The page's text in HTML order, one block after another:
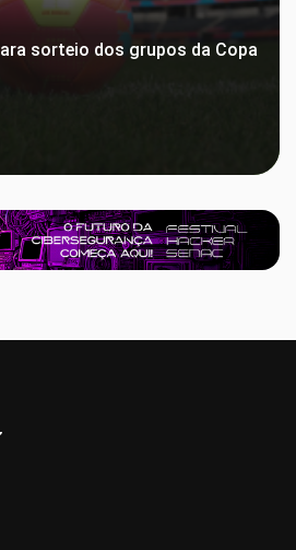
sorteio dos grupos da Copa